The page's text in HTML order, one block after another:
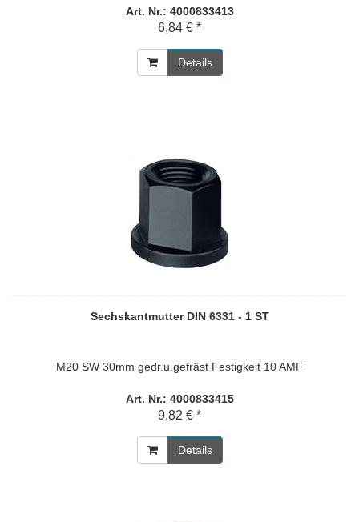
Art. Nr.: 4000833413
6,84 € *
Details
Sechskantmutter DIN 6331 - 1 ST
M20 SW 30mm gedr.u.gefräst Festigkeit 10 AMF
Art. Nr.: 4000833415
9,82 € *
Details